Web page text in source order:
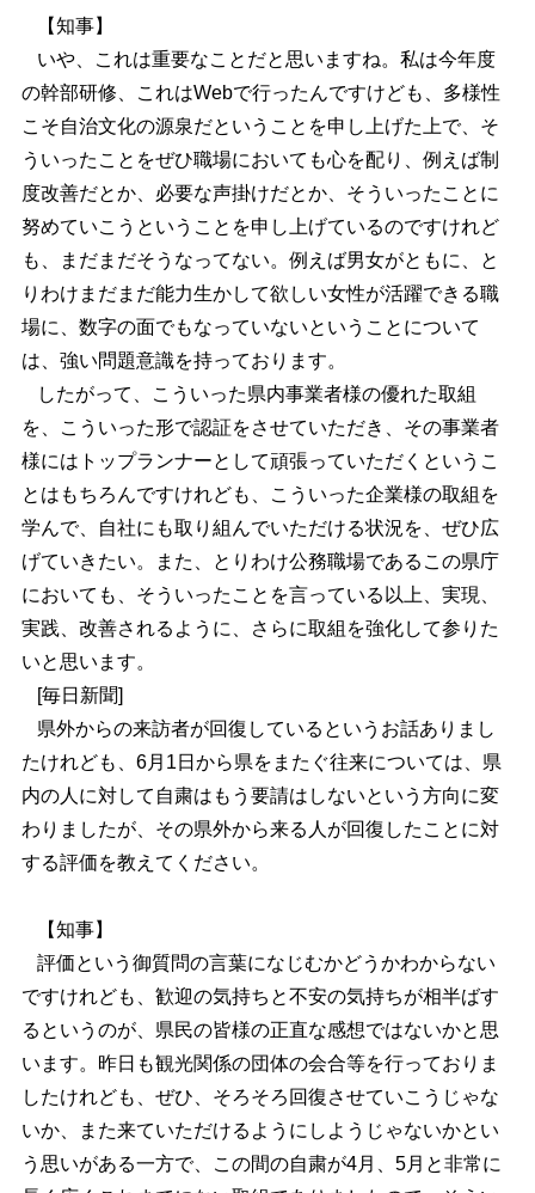
【知事】
いや、これは重要なことだと思いますね。私は今年度
の幹部研修、これはWebで行ったんですけども、多様性
こそ自治文化の源泉だということを申し上げた上で、そ
ういったことをぜひ職場においても心を配り、例えば制
度改善だとか、必要な声掛けだとか、そういったことに
努めていこうということを申し上げているのですけれど
も、まだまだそうなってない。例えば男女がともに、と
りわけまだまだ能力生かして欲しい女性が活躍できる職
場に、数字の面でもなっていないということについて
は、強い問題意識を持っております。
したがって、こういった県内事業者様の優れた取組
を、こういった形で認証をさせていただき、その事業者
様にはトップランナーとして頑張っていただくというこ
とはもちろんですけれども、こういった企業様の取組を
学んで、自社にも取り組んでいただける状況を、ぜひ広
げていきたい。また、とりわけ公務職場であるこの県庁
においても、そういったことを言っている以上、実現、
実践、改善されるように、さらに取組を強化して参りた
いと思います。
[毎日新聞]
県外からの来訪者が回復しているというお話ありまし
たけれども、6月1日から県をまたぐ往来については、県
内の人に対して自粛はもう要請はしないという方向に変
わりましたが、その県外から来る人が回復したことに対
する評価を教えてください。
【知事】
評価という御質問の言葉になじむかどうかわからない
ですけれども、歓迎の気持ちと不安の気持ちが相半ばす
るというのが、県民の皆様の正直な感想ではないかと思
います。昨日も観光関係の団体の会合等を行っておりま
したけれども、ぜひ、そろそろ回復させていこうじゃな
いか、また来ていただけるようにしようじゃないかとい
う思いがある一方で、この間の自粛が4月、5月と非常に